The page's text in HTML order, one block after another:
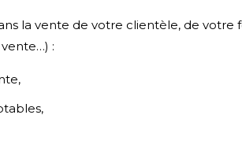
la vente de votre clientèle, de
: